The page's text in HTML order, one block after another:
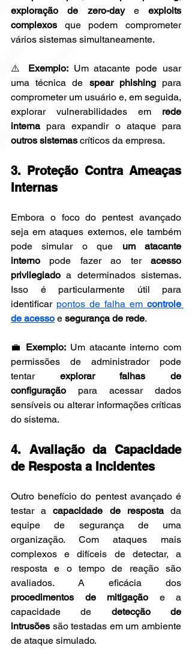
exploração de zero-day e exploits
complexos que podem comprometer
vários sistemas simultaneamente.
⚠️ Exemplo: Um atacante pode usar
uma técnica de spear phishing para
comprometer um usuário e, em seguida,
explorar vulnerabilidades em rede
interna
outros sistemas críticos da empresa.
3. Proteção Contra Ameaças
Internas
Embora o foco do pentest avançado
seja em ataques externos, ele também
pode simular o que um atacante
interno pode fazer ao ter acesso
privilegiado a determinados sistemas.
Isso é particularmente útil para
identificar pontos de falha em controle
de acesso e segurança de rede.
💼 Exemplo: Um atacante interno com
permissões de administrador pode
tentar explorar falhas de
configuração para acessar dados
sensíveis ou alterar informações críticas
do sistema.
4. Avaliação da Capacidade
de Resposta a Incidentes
Outro benefício do pentest avançado é
testar a capacidade de resposta da
equipe de segurança de uma
organização. Com ataques mais
complexos e difíceis de detectar, a
resposta e o tempo de reação são
procedimentos de mitigação e a
capacidade de detecção de
intrusões são testadas em um ambiente
de ataque simulado.